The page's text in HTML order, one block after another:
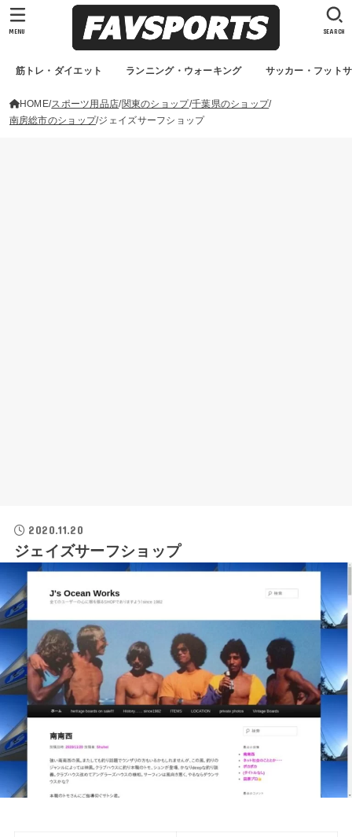
筋トレ・ダイエット ランニング・ウォーキング サッカー・フット
SEARCH
MENU
HOME スポーツ用品店 関東のショップ 千葉県のショップ
南房総市のショップ ジェイズサーフショップ
2020.11.20
ジェイズサーフショップ